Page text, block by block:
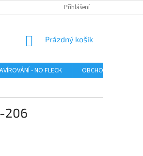
Přihlášení
NÁKUPNÍ
Prázdný košík
- NO FLECK
OBCHODNÍ
206